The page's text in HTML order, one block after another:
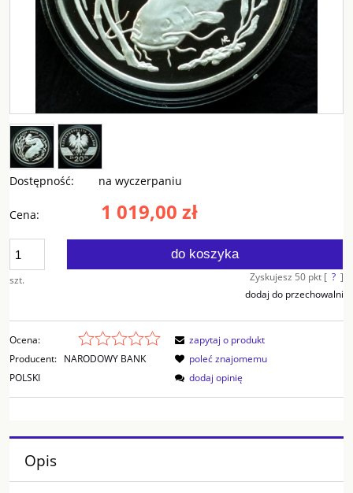
Dostępność: na wyczerpaniu
Cena: 1 019,00 zł
szt.
do koszyka
Zyskujesz 50pkt [ ? ]
dodaj do przechowalni
Ocena:
Producent: NARODOWY BANK
POLSKI
zapytaj o produkt
poleć znajomemu
dodaj opinię
Opis